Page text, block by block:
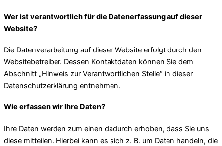
Wer ist verantwortlich für die Datenerfassung auf dieser
Website?
Die Datenverarbeitung auf dieser Website erfolgt durch den
Websitebetreiber. Dessen Kontaktdaten können Sie dem
Abschnitt „Hinweis zur Verantwortlichen Stelle“ in dieser
Datenschutzerklärung entnehmen.
Wie erfassen wir Ihre Daten?
Ihre Daten werden zum einen dadurch erhoben, dass Sie uns
diese mitteilen. Hierbei kann es sich z. B. um Daten handeln, die